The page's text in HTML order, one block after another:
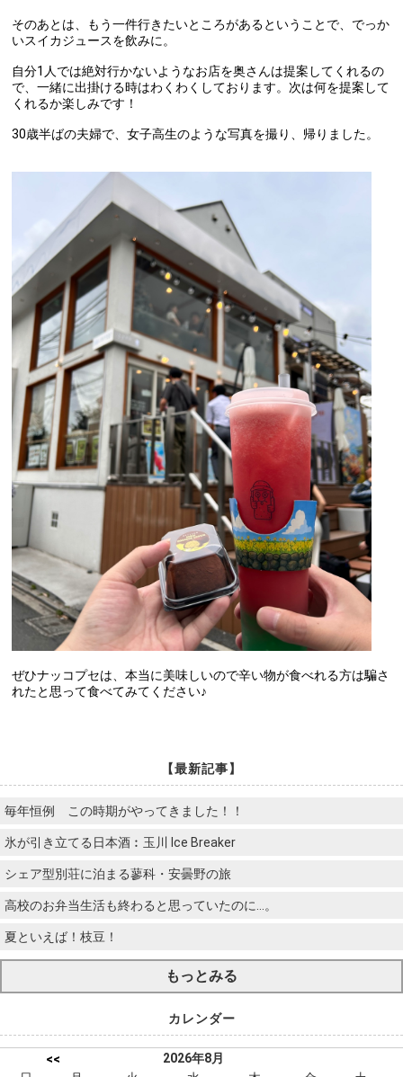
そのあとは、もう一件行きたいところがあるということで、でっか
いスイカジュースを飲みに。
自分1人では絶対行かないようなお店を奥さんは提案してくれるの
で、一緒に出掛ける時はわくわくしております。次は何を提案して
くれるか楽しみです！
30歳半ばの夫婦で、女子高生のような写真を撮り、帰りました。
ぜひナッコプセは、本当に美味しいので辛い物が食べれる方は騙さ
れたと思って食べてみてください♪
【最新記事】
毎年恒例 この時期がやってきました！！
氷が引き立てる日本酒︰玉川 Ice Breaker
シェア型別荘に泊まる蓼科・安曇野の旅
高校のお弁当生活も終わると思っていたのに…。
夏といえば！枝豆！
もっとみる
カレンダー
<<
2026年8月